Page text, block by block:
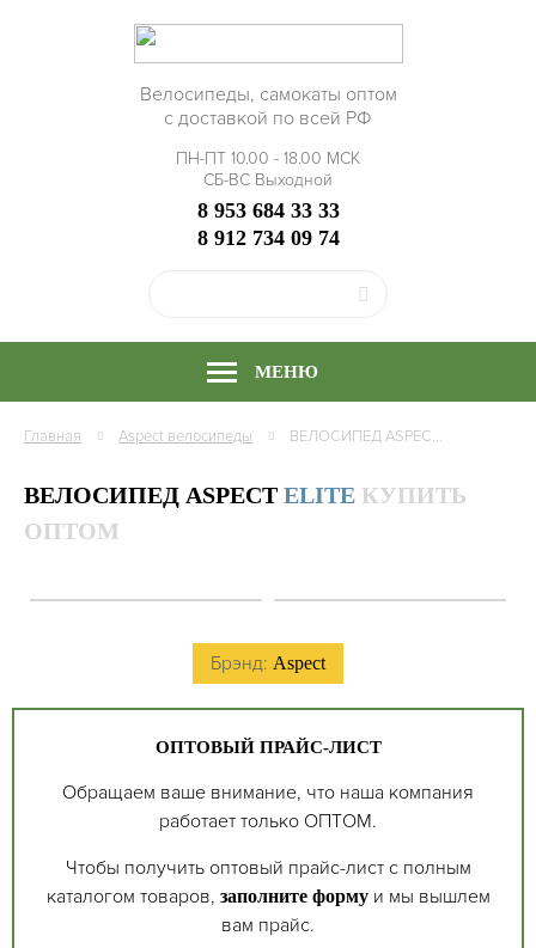
Велосипеды, самокаты оптом
с доставкой по всей РФ
ПН-ПТ 10.00 - 18.00 МСК
СБ-ВС Выходной
8 953 684 33 33
8 912 734 09 74
МЕНЮ
Главная Aspect велосипеды ВЕЛОСИПЕД ASPECT NICKEL ELITE 29 РАМА АЛЮМИНИЙ, КУПИТЬ ОПТОМ
ВЕЛОСИПЕД ASPECT ELITE КУПИТЬ
ОПТОМ
Брэнд: Aspect
ОПТОВЫЙ ПРАЙС-ЛИСТ
Обращаем ваше внимание, что наша компания
работает только ОПТОМ.
Чтобы получить оптовый прайс-лист с полным
каталогом товаров, заполните формуи мы вышлем
вам прайс.